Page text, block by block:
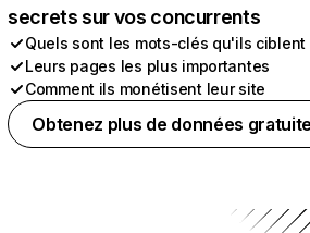
secrets sur vos concurrents
Quels sont les mots-clés qu'ils ciblent
Leurs pages les plus importantes
Comment ils monétisent leur site
Obtenez plus de données